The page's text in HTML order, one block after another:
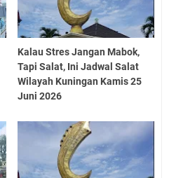
Kalau Stres Jangan Mabok,
Tapi Salat, Ini Jadwal Salat
Wilayah Kuningan Kamis 25
Juni 2026